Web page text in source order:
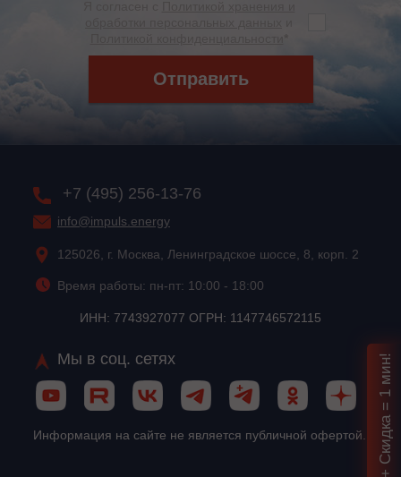
Отправить
+7 (495) 256-13-76
info@impuls.energy
125026, г. Москва, Ленинградское шоссе, 8, корп. 2
Время работы: пн-пт: 10:00 - 18:00
ИНН: 7743927077 ОГРН: 1147746572115
Мы в соц. сетях
Информация на сайте не является публичной офертой.